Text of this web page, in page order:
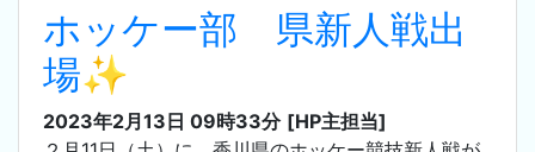
ホッケー部 県新人戦出
場✨
2023年2月13日 09時33分 [HP主担当]